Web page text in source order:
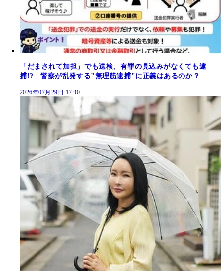
「だまされて加担」でも送検、有罪の見込みがなくても逮
捕!? 警察が乱発する"無理筋逮捕"に正義はあるのか？
2026年07月29日 17:30